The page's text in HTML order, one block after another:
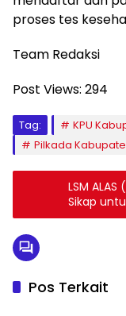
proses tes
Team Redaksi
Post Views: 294
Tag:
KPU
Pilkada
LSM
Sikap
Pos Terkait
Berita